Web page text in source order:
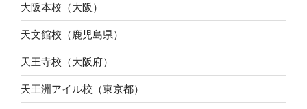
大阪本校（大阪）
天文館校（鹿児島県）
天王寺校（大阪府）
天王洲アイル校（東京都）